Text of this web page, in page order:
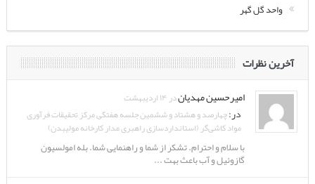
واحد گل گهر
آخرین نظرات
امیرحسین مهدیاندر ۱۴ اردیبهشت
در:چهارصد و هشتاد و ششمین جلسه هفتگی مرکز تحقیقات فرآوری
مواد کاشی‌گر (استانداردسازی راهبری مدار کارخانه مولیبدن)
با سلام و احترام. تشکر از شما و راهنمایی شما. بله امولسیون
گازوئیل و آب باعث بهت ...